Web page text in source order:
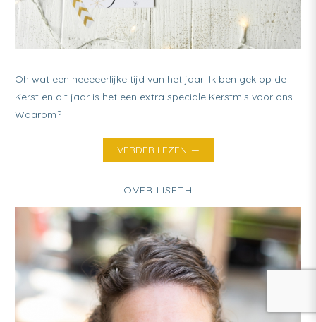
Oh wat een heeeeerlijke tijd van het jaar! Ik ben gek op de
Kerst en dit jaar is het een extra speciale Kerstmis voor ons.
Waarom?
VERDER LEZEN
OVER LISETH